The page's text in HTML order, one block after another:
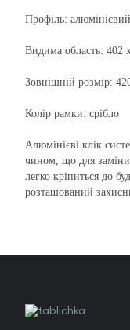
Профіль:
Видима область: 402
Зовнішній розмір:
Колір рамки: срібло
Алюмінієві клік
чином, що для заміни
легко кріпиться до
розташований